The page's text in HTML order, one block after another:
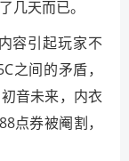
几天而已。
容引起玩家不
之间的矛盾，
音未来，内衣
点券被阉割，